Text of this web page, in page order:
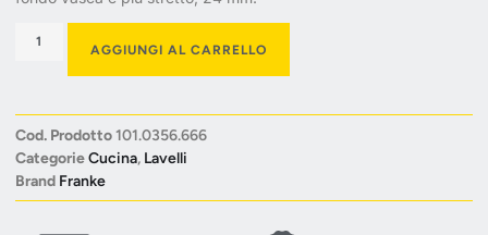
AGGIUNGI AL CARRELLO
Cod. Prodotto101.0356.666
CategorieCucina, Lavelli
Brand Franke